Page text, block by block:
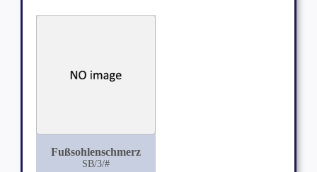
Fußsohlenschmerz
SB/3/#